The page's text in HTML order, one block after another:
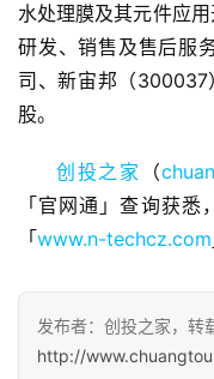
首
页
报
道
商
业
观
水处理膜及其元件应用
研发、销售及售后服
司、新宙邦（
股。
创投之家 （
「官网通」查询获
「www.n-techcz.com
发布者：创投之家，转
http://